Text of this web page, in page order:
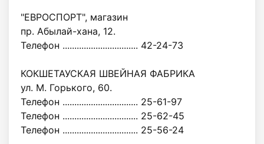
"ЕВРОСПОРТ", магазин
пр. Абылай-хана, 12.
Телефон ................................ 42-24-73
КОКШЕТАУСКАЯ ШВЕЙНАЯ ФАБРИКА
ул. М. Горького, 60.
Телефон ................................ 25-61-97
Телефон ................................ 25-62-45
Телефон ................................ 25-56-24